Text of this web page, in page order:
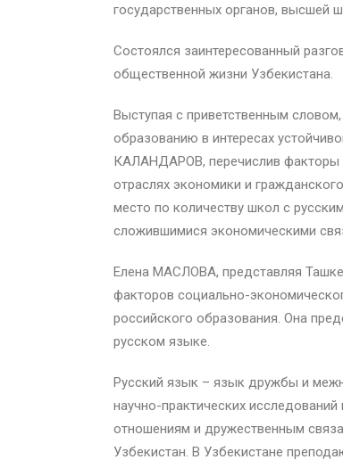
государственных органов, высшей
Состоялся заинтересованный
общественной жизни Узбекистана.
Выступая с приветственным
образованию в интересах
КАЛАНДАРОВ, перечислив факторы
отраслях экономики и
место по количеству школ с
сложившимися экономическими
Елена МАСЛОВА, представляя
факторов социально-
российского образования. Она
русском языке.
Русский язык – язык дружбы и
научно-практических
отношениям и дружественным
Узбекистан. В Узбекистане